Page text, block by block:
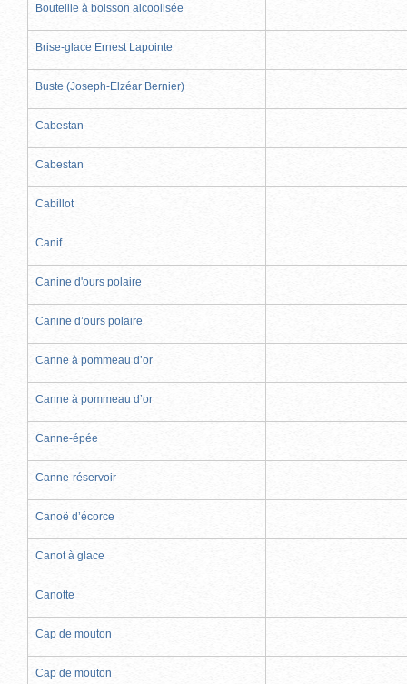
Bouteille à boisson alcoolisée
Brise-glace Ernest Lapointe
Buste (Joseph-Elzéar Bernier)
Cabestan
Cabestan
Cabillot
Canif
Canine d'ours polaire
Canine d’ours polaire
Canne à pommeau d’or
Canne à pommeau d’or
Canne-épée
Canne-réservoir
Canoë d’écorce
Canot à glace
Canotte
Cap de mouton
Cap de mouton